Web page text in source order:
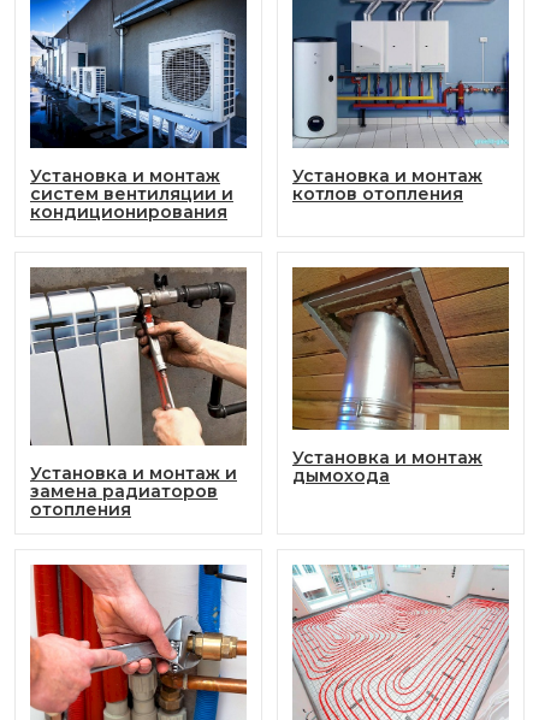
Установка и монтаж
систем вентиляции и
кондиционирования
Установка и монтаж
котлов отопления
Установка и монтаж и
замена радиаторов
отопления
Установка и монтаж
дымохода